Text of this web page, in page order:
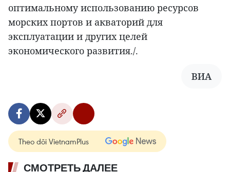
оптимальному использованию ресурсов
морских портов и акваторий для
эксплуатации и других целей
экономического развития./.
ВИА
Theo dõi VietnamPlus
СМОТРЕТЬ ДАЛЕЕ